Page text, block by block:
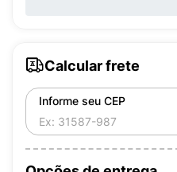
Calcular frete
Informe seu CEP